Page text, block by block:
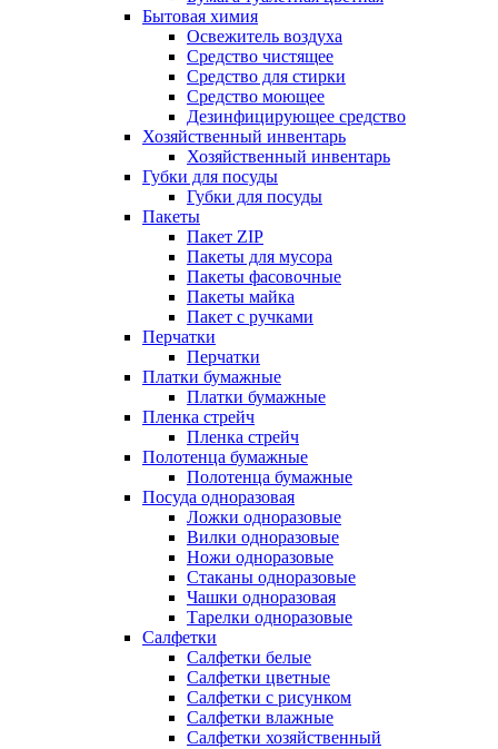
Бытовая химия
Освежитель воздуха
Средство чистящее
Средство для стирки
Средство моющее
Дезинфицирующее средство
Хозяйственный инвентарь
Хозяйственный инвентарь
Губки для посуды
Губки для посуды
Пакеты
Пакет ZIP
Пакеты для мусора
Пакеты фасовочные
Пакеты майка
Пакет с ручками
Перчатки
Перчатки
Платки бумажные
Платки бумажные
Пленка стрейч
Пленка стрейч
Полотенца бумажные
Полотенца бумажные
Посуда одноразовая
Ложки одноразовые
Вилки одноразовые
Ножи одноразовые
Стаканы одноразовые
Чашки одноразовая
Тарелки одноразовые
Салфетки
Салфетки белые
Салфетки цветные
Салфетки с рисунком
Салфетки влажные
Салфетки хозяйственный